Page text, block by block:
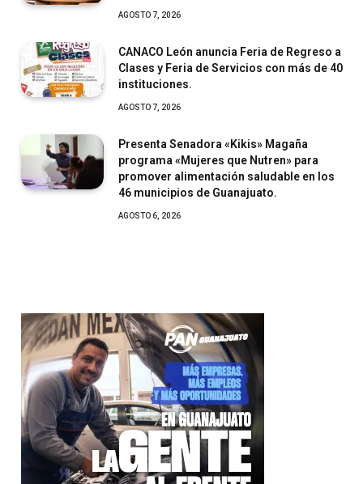
AGOSTO 7, 2026
CANACO León anuncia Feria de Regreso a
Clases y Feria de Servicios con más de 40
instituciones.
AGOSTO 7, 2026
Presenta Senadora «Kikis» Magaña
programa «Mujeres que Nutren» para
promover alimentación saludable en los
46 municipios de Guanajuato.
AGOSTO 6, 2026